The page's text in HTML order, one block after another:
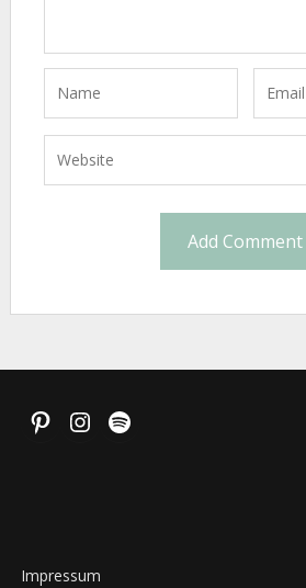
Pinterest
Instagram
Spotify
Impressum